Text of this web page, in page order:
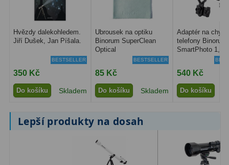
Ostatní2
Hvězdy dalekohledem.
Jiří Dušek, Jan Píšala.
BESTSELLER
350 Kč
Do košíku Skladem
Ubrousek na optiku
Binorum SuperClean
Optical
BESTSELLER
85 Kč
Do košíku Skladem
Adaptér na chytré
telefony Binorum
SmartPhoto 1,25″
540 Kč
Do košíku
Lepší produkty na dosah